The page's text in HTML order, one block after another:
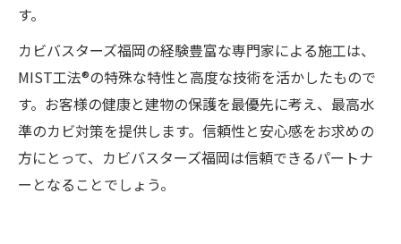
す。
カビバスターズ福岡の経験豊富な専門家による施工は、
MIST工法®の特殊な特性と高度な技術を活かしたもので
す。お客様の健康と建物の保護を最優先に考え、最高水
準のカビ対策を提供します。信頼性と安心感をお求めの
方にとって、カビバスターズ福岡は信頼できるパートナ
ーとなることでしょう。